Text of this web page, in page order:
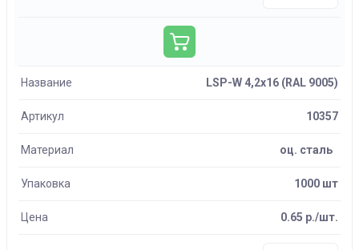
Название LSP-W 4,2х16 (RAL 9005)
Артикул 10357
Материал оц. сталь
Упаковка 1000 шт
Цена 0.65 р./шт.